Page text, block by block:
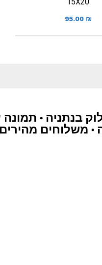
95.00 ₪
בנתניה •
• משלוחים